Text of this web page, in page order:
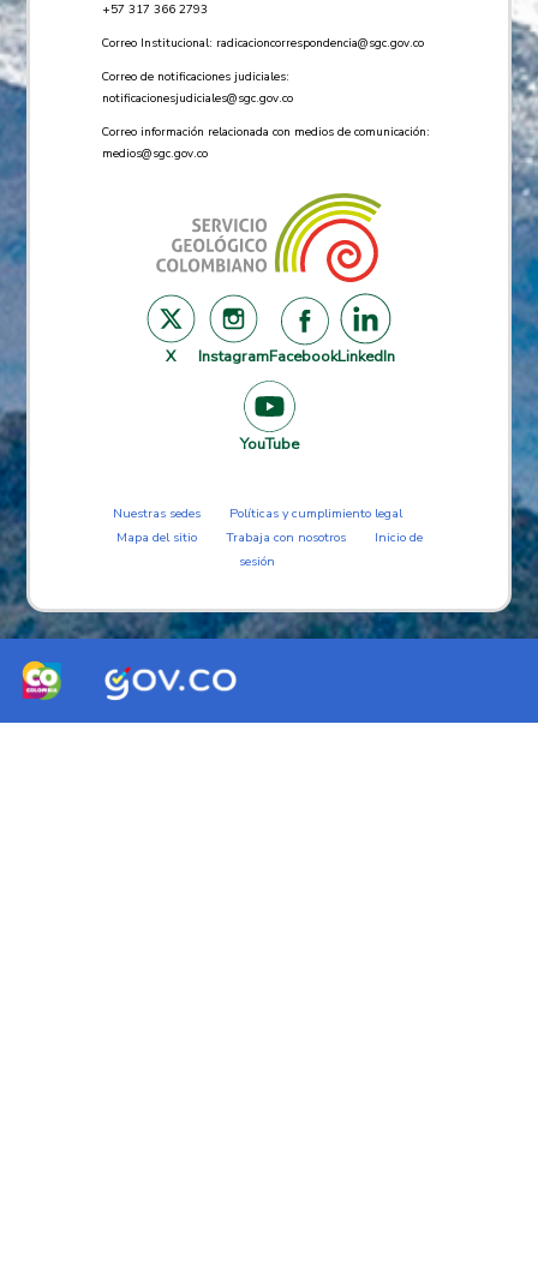
+57 ​317 366 2793
Correo Institucional: radicacioncorrespondencia@sgc.gov.co
Correo de notificaciones judiciales:
notificacionesjudiciales@sgc.gov.co
Correo información relacionada con medios de comunicación:
medios@sgc.gov.co
X InstagramFacebookLinkedIn
YouTube
Nuestras sedes
Políticas y cumplimiento legal
Mapa del sitio
Trabaja con nosotros
Inicio de
sesión